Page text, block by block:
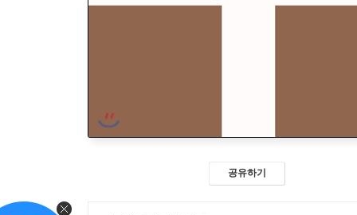
공유하기